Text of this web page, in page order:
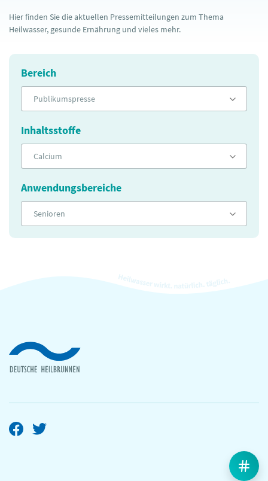
Hier finden Sie die aktuellen Pressemitteilungen zum Thema
Heilwasser, gesunde Ernährung und vieles mehr.
Bereich
Publikumspresse
Inhaltsstoffe
Calcium
Anwendungsbereiche
Senioren